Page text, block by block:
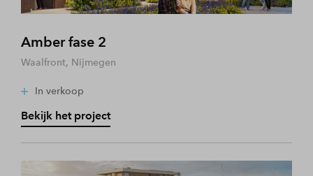
Amber fase 2
Waalfront, Nijmegen
In verkoop
Bekijk het project